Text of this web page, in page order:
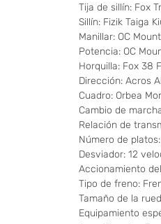
Tija de sillín: Fox
Sillín: Fizik Taiga
Manillar: OC
Potencia: OC
Horquilla: Fox 38
Dirección: Acros
Cuadro: Orbea
Cambio de
Relación de
Número de platos:
Desviador: 12
Accionamiento
Tipo de freno:
Tamaño de la
Equipamiento